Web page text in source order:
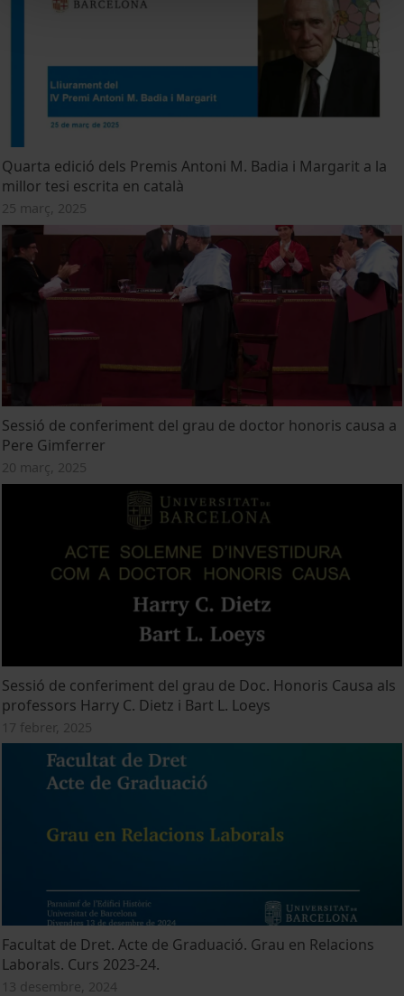
Quarta edició dels Premis Antoni M. Badia i Margarit a la
millor tesi escrita en català
25 març, 2025
Sessió de conferiment del grau de doctor honoris causa a
Pere Gimferrer
20 març, 2025
Sessió de conferiment del grau de Doc. Honoris Causa als
professors Harry C. Dietz i Bart L. Loeys
17 febrer, 2025
Facultat de Dret. Acte de Graduació. Grau en Relacions
Laborals. Curs 2023-24.
13 desembre, 2024